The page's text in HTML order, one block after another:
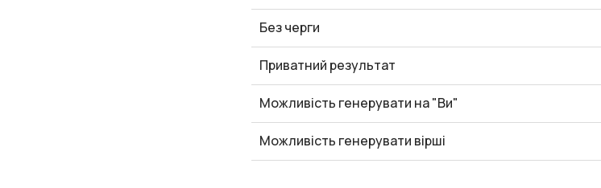
Без черги
Приватний результат
Можливість генерувати на "Ви"
Можливість генерувати вірші